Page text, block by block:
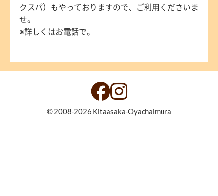
クスパ）もやっておりますので、ご利用くださいま
せ。
※詳しくはお電話で。
© 2008-2026 Kitaasaka-Oyachaimura